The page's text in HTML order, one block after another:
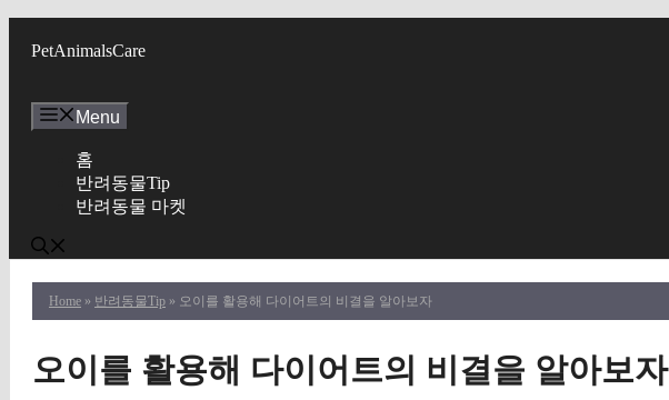
PetAnimalsCare
Menu
홈
반려동물Tip
반려동물 마켓
Home » 반려동물Tip » 오이를 활용해 다이어트의 비결을 알아보자
오이를 활용해 다이어트의 비결을 알아보자